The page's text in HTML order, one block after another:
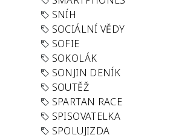
SNÍH
SOCIÁLNÍ VĚDY
SOFIE
SOKOLÁK
SONJIN DENÍK
SOUTĚŽ
SPARTAN RACE
SPISOVATELKA
SPOLUJIZDA